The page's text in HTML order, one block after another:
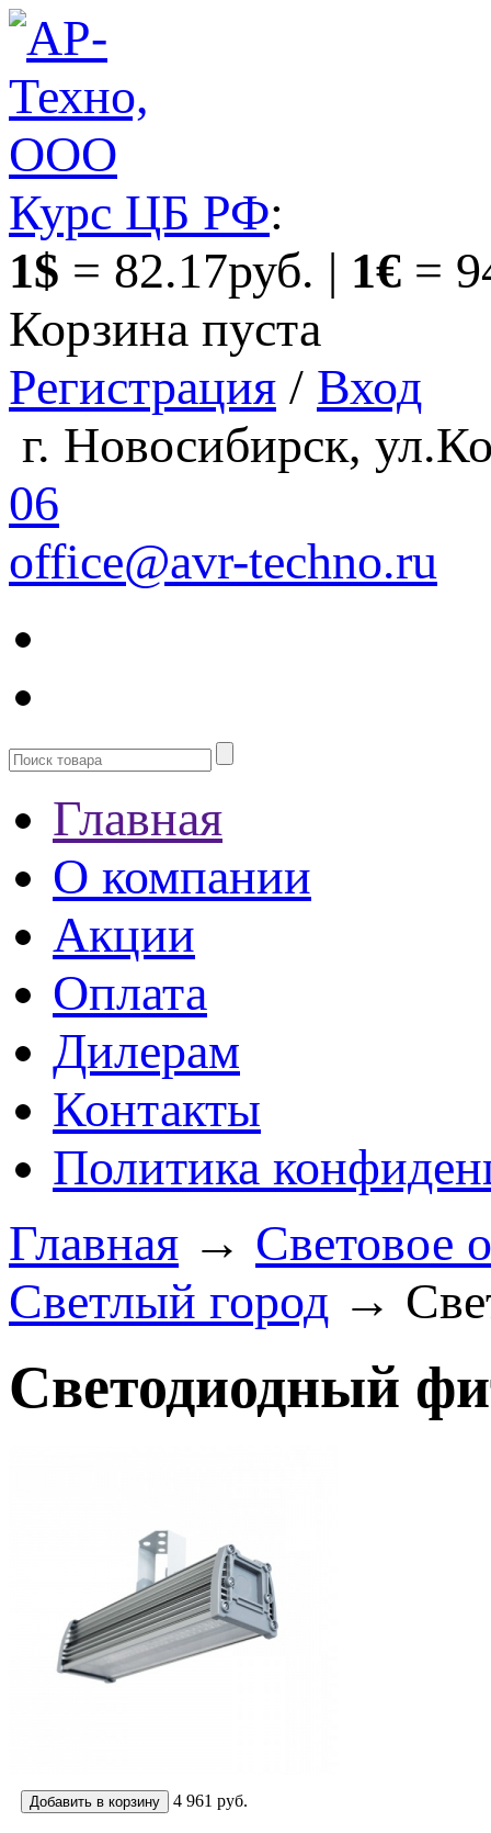
Курс ЦБ РФ:
1$ = 82.17руб. | 1€ =
Корзина пуста
Регистрация / Вход
г. Новосибирск,
06
office@avr-techno.ru
Главная
О компании
Акции
Оплата
Дилерам
Контакты
Политика
Главная → Световое
Светлый город →
Светодиодный
4 961 руб.